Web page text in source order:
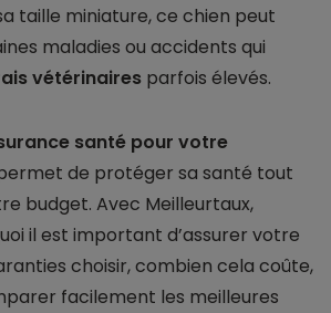
taille miniature, ce chien peut
maladies ou accidents qui
vétérinaires parfois élevés.
santé pour votre
de protéger sa santé tout
budget. Avec Meilleurtaux,
il est important d’assurer votre
choisir, combien cela coûte,
facilement les meilleures